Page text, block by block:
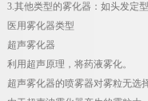
其他类型的雾化器：如头发定型
用雾化器类型
声雾化器
用超声原理，将药液雾化。
声雾化器的喷雾器对雾粒无选择